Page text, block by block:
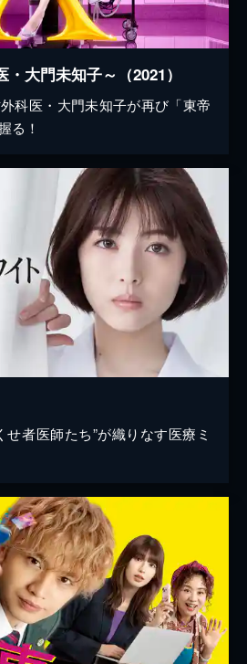
・大門未知子～（2021）
科医・大門未知子が再び「東帝
る！
せ者医師たち”が織りなす医療ミ